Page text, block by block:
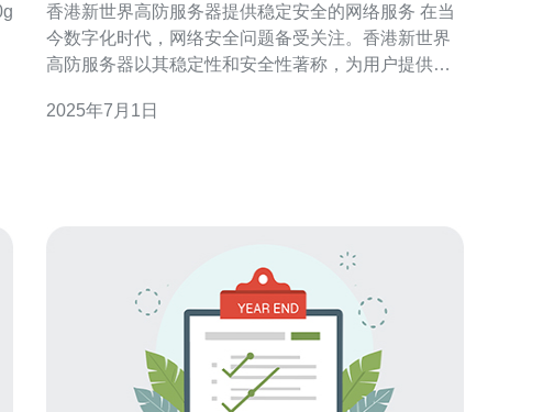
香港新世界高防服务器提供稳定安全的网络服务 在当
今数字化时代，网络安全问题备受关注。香港新世界
高防服务器以其稳定性和安全性著称，为用户提供可
特点以及为什么它是一个优秀的选择。 香港新世界高
2025年7月1日